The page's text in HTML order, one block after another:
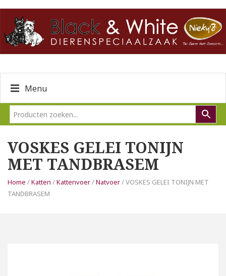
Menu
VOSKES GELEI TONIJN
MET TANDBRASEM
Home /Katten /Kattenvoer/Natvoer/ VOSKES GELEI TONIJN MET
TANDBRASEM